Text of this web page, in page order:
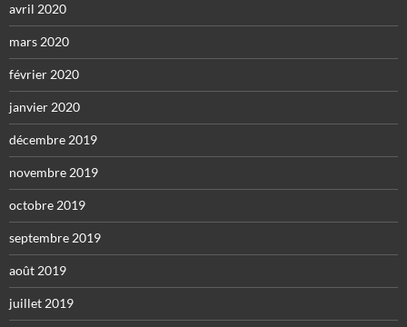
avril 2020
mars 2020
février 2020
janvier 2020
décembre 2019
novembre 2019
octobre 2019
septembre 2019
août 2019
juillet 2019